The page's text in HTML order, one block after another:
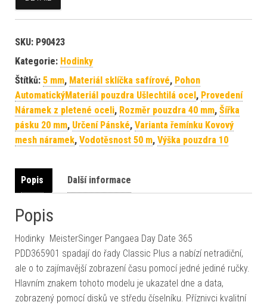
SKU: P90423
Kategorie: Hodinky
Štítků: 5 mm, Materiál sklíčka safírové, Pohon
AutomatickýMateriál pouzdra Ušlechtilá ocel , Provedení
Náramek z pletené oceli, Rozměr pouzdra 40 mm, Šířka
pásku 20 mm, Určení Pánské, Varianta řemínku Kovový
mesh náramek, Vodotěsnost 50 m, Výška pouzdra 10
Popis Další informace
Popis
Hodinky MeisterSinger Pangaea Day Date 365
PDD365901 spadají do řady Classic Plus a nabízí netradiční,
ale o to zajímavější zobrazení času pomocí jedné jediné ručky.
Hlavním znakem tohoto modelu je ukazatel dne a data,
zobrazený pomocí disků ve středu číselníku. Příznivci kvalitní